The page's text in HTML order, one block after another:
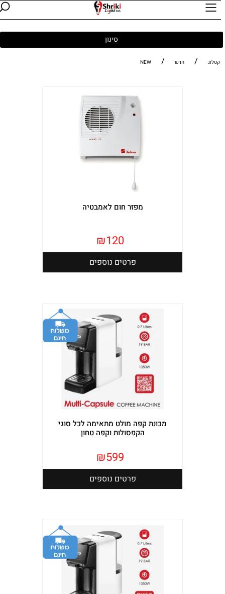
סינון
קטלוג / חדש /
NEW
מפזר חום לאמבטיה
₪120
פרטים נוספים
מכונת קפה מולט מתאימה לכל סוגי
הקפסולות וקפה טחון
₪599
פרטים נוספים